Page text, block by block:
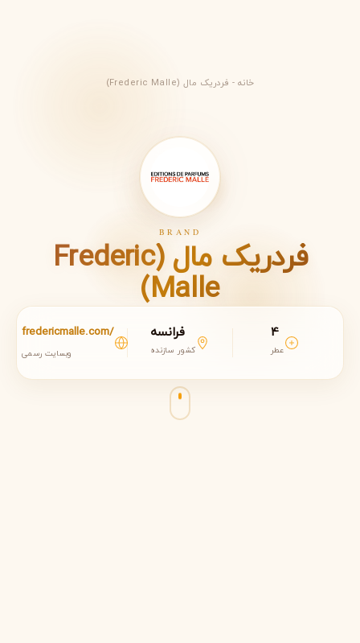
خانه - فردریک مال (Frederic Malle)
BRAND
فردریک مال (Frederic
Malle)
4
عطر
فرانسه
کشور سازنده
fredericmalle.com/
وبسایت رسمی